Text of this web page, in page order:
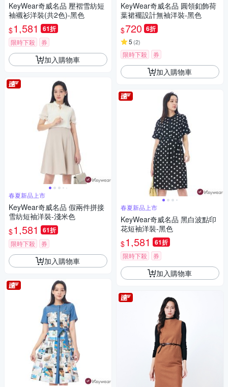
KeyWear奇威名品 壓褶雪紡短
袖襯衫洋裝(共2色)-黑色
$1,581 61折
限時下殺 券
加入購物車
春夏新品上市
KeyWear奇威名品 假兩件拼接
雪紡短袖洋裝-淺米色
$1,581 61折
限時下殺 券
加入購物車
KeyWear奇威名品 圓領釦飾荷
葉裙襬設計無袖洋裝-黑色
$720 6折
5 (2)
限時下殺 券
加入購物車
春夏新品上市
KeyWear奇威名品 黑白波點印
花短袖洋裝-黑色
$1,581 61折
限時下殺 券
加入購物車